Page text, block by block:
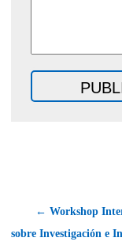
← Workshop
sobre Investigación e